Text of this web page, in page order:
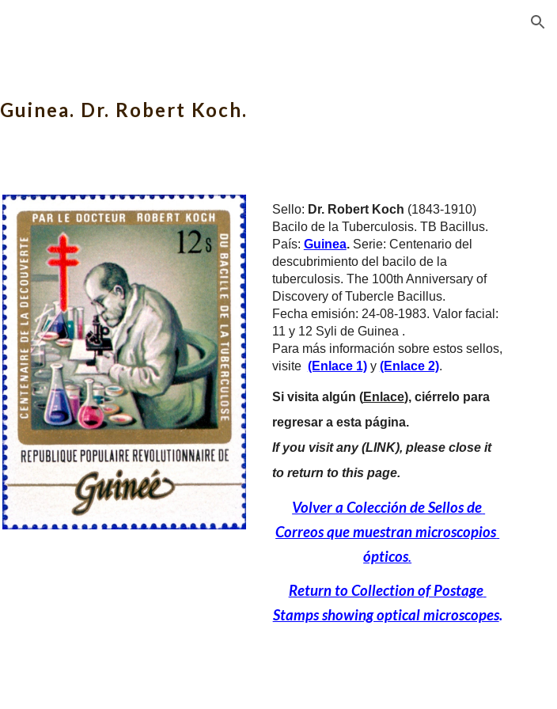
Guinea. Dr. Robert Koch.
Sello: Dr. Robert Koch (1843-1910)
Bacilo de la Tuberculosis. TB Bacillus.
País: Guinea. Serie: Centenario del
descubrimiento del bacilo de la
tuberculosis. The 100th Anniversary of
Discovery of Tubercle Bacillus.
Fecha emisión: 24-08-1983. Valor facial:
11 y 12 Syli de Guinea .
Para más información sobre estos sellos,
visite (Enlace 1) y (Enlace 2).
Si visita algún (Enlace), ciérrelo para
regresar a esta página.
If you visit any (LINK), please close it
to return to this page.
Volver a Colección de Sellos de
Correos que muestran microscopios
ópticos.
Return to Collection of Postage
Stamps showing optical microscopes.